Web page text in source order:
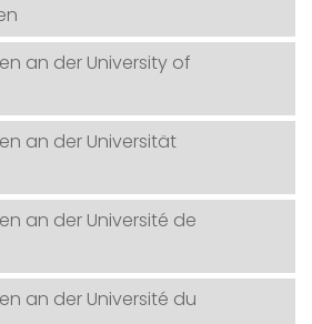
an der University of
an der Universität
an der Université de
an der Université du